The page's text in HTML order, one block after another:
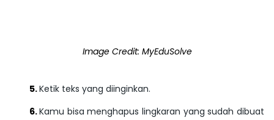
Image Credit: MyEduSolve
Ketik teks yang diinginkan.
Kamu bisa menghapus lingkaran yang sudah dibuat